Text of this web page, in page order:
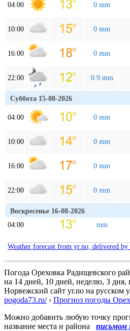
04:00 0 mm
10:00 0 mm
16:00 0 mm
22:00 0.9 mm
Суббота 15-08-2026
04:00 0 mm
10:00 0 mm
16:00 0 mm
22:00 0 mm
Воскресенье 16-08-2026
04:00
mm
Weather forecast from yr.no, delivered
Погода Ореховка Радищевского
на 14 дней, 10 дней, неделю, 3 дня,
Норвежский сайт yr.no на русском
pogoda73.ru/› Прогноз погоды
Можно добавить любую точку
название места и района
письмом